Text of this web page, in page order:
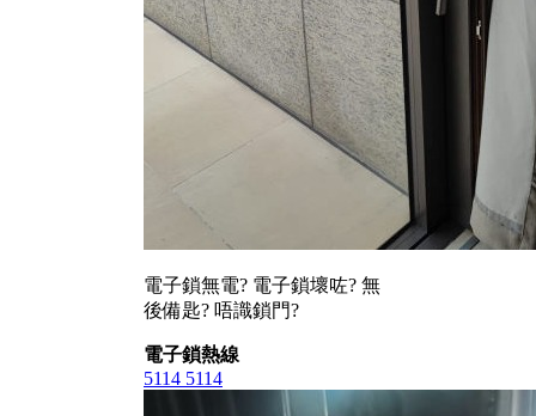
電子鎖無電? 電子鎖壞咗? 無
後備匙? 唔識鎖門?
電子鎖熱線
5114 5114